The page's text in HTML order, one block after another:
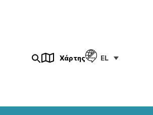
Χάρτης EL